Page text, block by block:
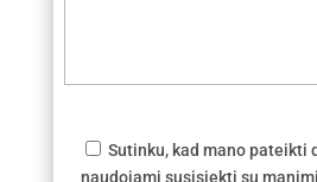
Sutinku, kad mano pateikti
naudojami susisiekti su